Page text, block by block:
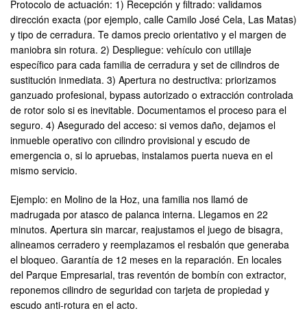
Protocolo de actuación: 1) Recepción y filtrado: validamos
dirección exacta (por ejemplo, calle Camilo José Cela, Las Matas)
y tipo de cerradura. Te damos precio orientativo y el margen de
maniobra sin rotura. 2) Despliegue: vehículo con utillaje
específico para cada familia de cerradura y set de cilindros de
sustitución inmediata. 3) Apertura no destructiva: priorizamos
ganzuado profesional, bypass autorizado o extracción controlada
de rotor solo si es inevitable. Documentamos el proceso para el
seguro. 4) Asegurado del acceso: si vemos daño, dejamos el
inmueble operativo con cilindro provisional y escudo de
emergencia o, si lo apruebas, instalamos puerta nueva en el
mismo servicio.
Ejemplo: en Molino de la Hoz, una familia nos llamó de
madrugada por atasco de palanca interna. Llegamos en 22
minutos. Apertura sin marcar, reajustamos el juego de bisagra,
alineamos cerradero y reemplazamos el resbalón que generaba
el bloqueo. Garantía de 12 meses en la reparación. En locales
del Parque Empresarial, tras reventón de bombín con extractor,
reponemos cilindro de seguridad con tarjeta de propiedad y
escudo anti-rotura en el acto.